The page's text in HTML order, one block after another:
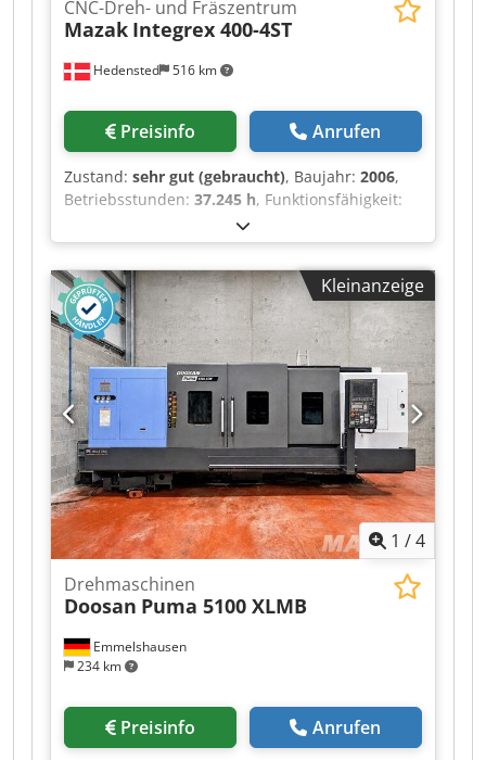
Hedensted 516 km
CNC-Dreh- und Fräszentrum
Mazak Integrex 400-4ST
Preisinfo Anrufen
Zustand: sehr gut (gebraucht), Baujahr: 2006,
Betriebsstunden: 37.245 h, Funktionsfähigkeit:
Maschinen-/Fahrzeugnummer:188270,
Steuerung: Mazatrol Matrix Inklusive Motoman-
Robot ES165-D100 – Traglast 100 kg Max.
Bearbeitungsdurchmesser: 760 mm Max.
Bearbeitungslänge: 1524 mm Hauptspindel (neu
in 2023): Spannfuttergröße: 12 Max. Drehzahl:
3300 U/min Motorleistung: 30 kW / 40,0 PS
Frässpindel: Dedpeztb D Uefx Agxekr B-Achsen-
Verfahrweg: 225° Magazinkapazität: 20 Max.
Drehzahl: 12000 U/min Motorleistung: 19 kW / 25
PS Vorschubachsen: Verfahrweg: X = 630 mm Y =
230 mm Z = 1585 mm Vollständig integrierte Z-
Achse für Haupt- und Nebenspindel
Kleinanzeige
1 /4
Emmelshausen
234 km
Drehmaschinen
Doosan Puma 5100 XLMB
Preisinfo Anrufen